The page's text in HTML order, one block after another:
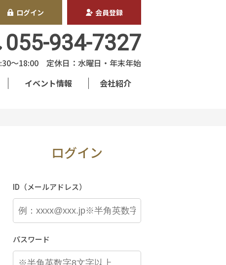
ログイン 会員登録
055-934-7327
〜18:00 定休日：水曜日・年末年始
イベント情報 会社紹介
ログイン
ID（メールアドレス）
パスワード